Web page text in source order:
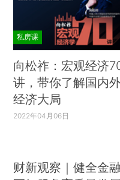
私房课
向松祚：宏观经济
讲，带你了解国内
经济大局
2022年04月06日
财新观察｜健全金